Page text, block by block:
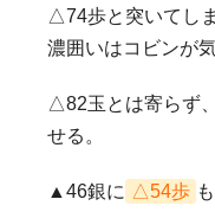
△74歩と突いてし
濃囲いはコビンが
△82玉とは寄らず、
せる。
▲46銀に △54歩